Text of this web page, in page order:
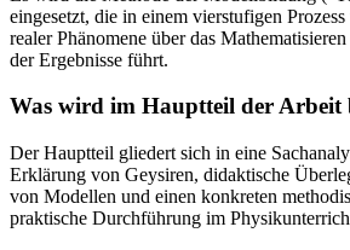
eingesetzt, die in einem vierstufigen
realer Phänomene über das
der Ergebnisse führt.
Was wird im Hauptteil der Arbeit
Der Hauptteil gliedert sich in eine
Erklärung von Geysiren, didaktische
von Modellen und einen konkreten
praktische Durchführung im